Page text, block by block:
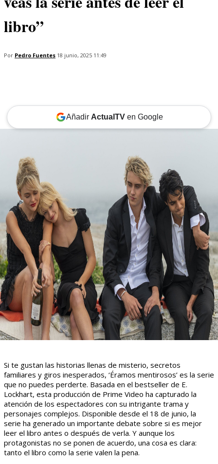
libro”
Por Pedro Fuentes 18 junio, 2025 11:49
Añadir ActualTVen Google
Si te gustan las historias llenas de misterio, secretos
familiares y giros inesperados, ‘Éramos mentirosos’ es la serie
que no puedes perderte. Basada en el bestseller de E.
Lockhart, esta producción de Prime Video ha capturado la
atención de los espectadores con su intrigante trama y
personajes complejos. Disponible desde el 18 de junio, la
serie ha generado un importante debate sobre si es mejor
leer el libro antes o después de verla. Y aunque los
protagonistas no se ponen de acuerdo, una cosa es clara:
tanto el libro como la serie valen la pena.